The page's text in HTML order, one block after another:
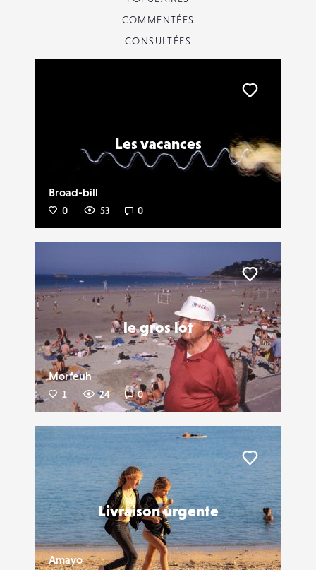
COMMENTÉES
CONSULTÉES
Les vacances
Broad-bill
0 53 0
le gros lot
Morfeuh
1 24 0
Liker
Livraison urgente
Amayo